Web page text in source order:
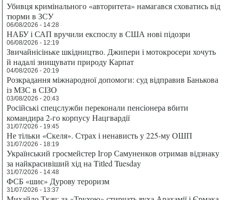
Убивця кримінального «авторитета» намагався сховатись від
тюрми в ЗСУ
06/08/2026 - 14:28
НАБУ і САП вручили експослу в США нові підозри
06/08/2026 - 12:19
Звичайнісіньке шкідництво. Джипери і мотокросери хочуть
й надалі знищувати природу Карпат
04/08/2026 - 20:19
Розкрадання міжнародної допомоги: суд відправив Банькова
із МЗС в СІЗО
03/08/2026 - 20:43
Російські спецслужби переконали пенсіонера вбити
командира 2-го корпусу Нацгвардії
31/07/2026 - 19:45
Не тільки «Скеля». Страх і ненависть у 225-му ОШП
31/07/2026 - 18:19
Український гросмейстер Ігор Самуненков отримав відзнаку
за найкрасивіший хід на Titled Tuesday
31/07/2026 - 14:48
ФСБ «шиє» Дурову тероризм
31/07/2026 - 13:37